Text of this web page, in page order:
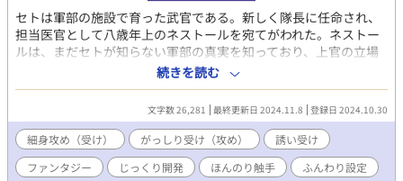
セトは軍部の施設で育った武官である。新しく隊長に任命され、
担当医官として八歳年上のネストールを宛てがわれた。ネストー
ルは、まだセトが知らない軍部の真実を知っており、上官の立場
に就いたばかりのセトを導いていく。 ◇ 年上の医官が攻め、ガチ
ムチ年下武官が受けで始まるBL。 キーワードが意味不明ですみま
せん。何でも許せる方向け。 ムーンライトノベルズにも掲載して
います。
続きを読む
文字数 26,281 最終更新日 2024.11.8 登録日 2024.10.30
細身攻め（受け） がっしり受け（攻め）
誘い受け
ファンタジー
じっくり開発 ほんのり触手
ふんわり設定